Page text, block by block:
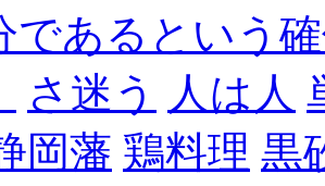
であるという
さ迷う 人は人
岡藩 鶏料理 黒